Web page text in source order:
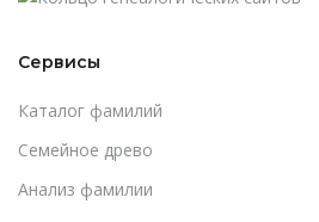
Сервисы
Каталог фамилий
Cемейное древо
Анализ фамилии